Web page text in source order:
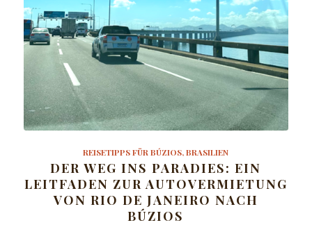
REISETIPPS FÜR BÚZIOS, BRASILIEN
DER WEG INS PARADIES: EIN
LEITFADEN ZUR AUTOVERMIETUNG
VON RIO DE JANEIRO NACH
BÚZIOS